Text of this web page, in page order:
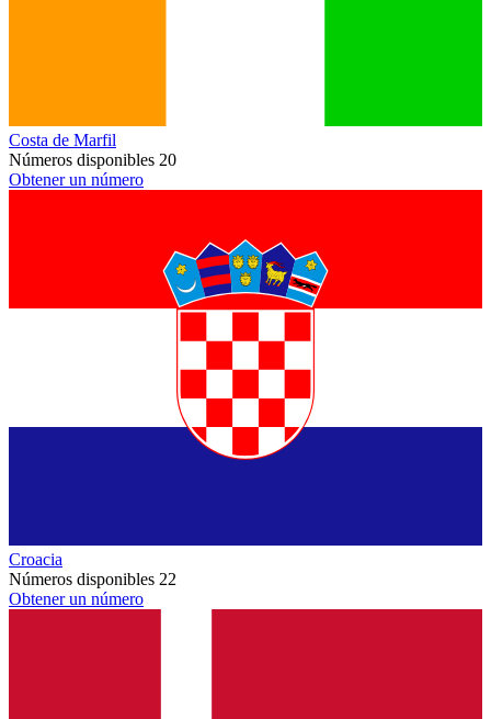
Costa de Marfil
Números disponibles 20
Obtener un número
Croacia
Números disponibles 22
Obtener un número